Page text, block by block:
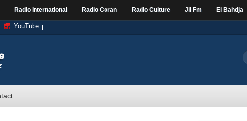
Radio International Radio Coran Radio Culture Jil Fm El Bahdja
YouTube